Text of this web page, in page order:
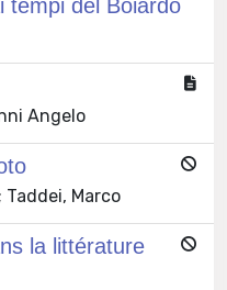
tempi del Boiardo
Angelo
Marco
la littérature